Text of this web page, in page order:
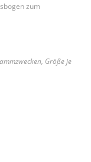
zum
Größe je